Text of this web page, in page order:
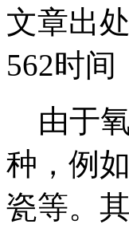
文章出
562时间
由于氧
种，例
瓷等。